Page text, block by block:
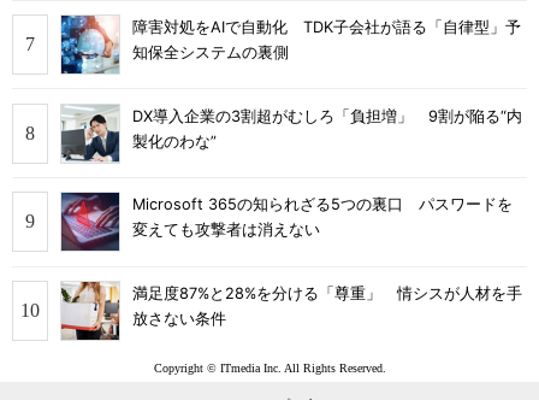
障害対処をAIで自動化 TDK子会社が語る「自律型」予
知保全システムの裏側
DX導入企業の3割超がむしろ「負担増」 9割が陥る“内
製化のわな”
Microsoft 365の知られざる5つの裏口 パスワードを
変えても攻撃者は消えない
満足度87%と28%を分ける「尊重」 情シスが人材を手
放さない条件
Copyright © ITmedia Inc. All Rights Reserved.